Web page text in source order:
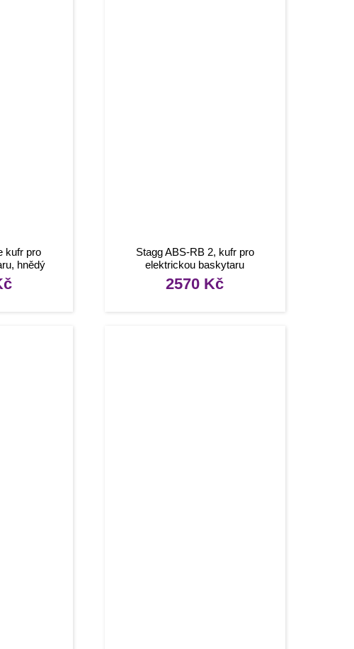
kufr pro
hnědý
Stagg ABS-RB 2, kufr pro
elektrickou baskytaru
2570 Kč